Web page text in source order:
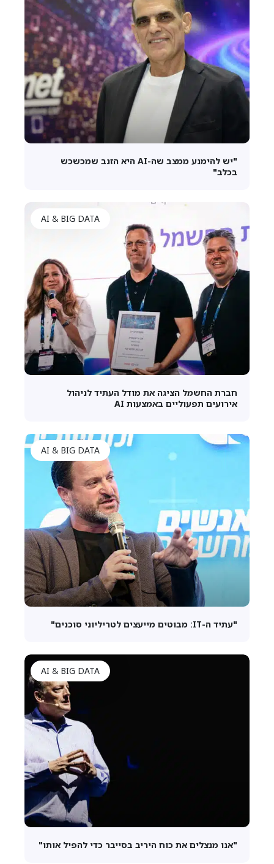
"יש להימנע ממצב שה-AI היא הזנב שמכשכש
בכלב"
AI & BIG DATA
חברת החשמל הציגה את מודל העתיד לניהול
אירועים תפעוליים באמצעות AI
AI & BIG DATA
"עתיד ה-IT: מבוטים מייעצים לטריליוני סוכנים"
AI & BIG DATA
"אנו מנצלים את כוח היריב בסייבר כדי להפיל אותו"